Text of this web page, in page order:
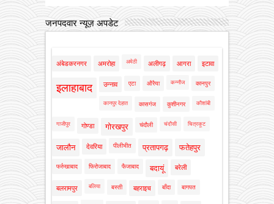
जनपदवार न्यूज़ अपडेट
अंबेडकरनगर अमरोहा अमेठी अलीगढ़ आगरा इटावा
इलाहाबाद उन्नाव एटा औरैया कन्नौज कानपुर
कानपुर देहात कासगंज कुशीनगर कौशांबी
गाजीपुर गोण्डा गोरखपुर चंदौली चंदौसी चित्रकूट
जालौन देवरिया पीलीभीत प्रतापगढ़ फतेहपुर
फर्रुखाबाद फिरोजाबाद फैजाबाद बदायूं बरेली
बलरामपुर बलिया बस्ती बहराइच बाँदा बागपत